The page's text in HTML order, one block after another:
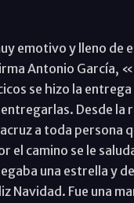
emotivo y lleno de
Antonio García,
se hizo la
Desde la
a toda persona
el camino se le
una estrella y
Navidad. Fue una